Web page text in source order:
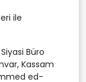
ile
Büro
Kassam
ed-